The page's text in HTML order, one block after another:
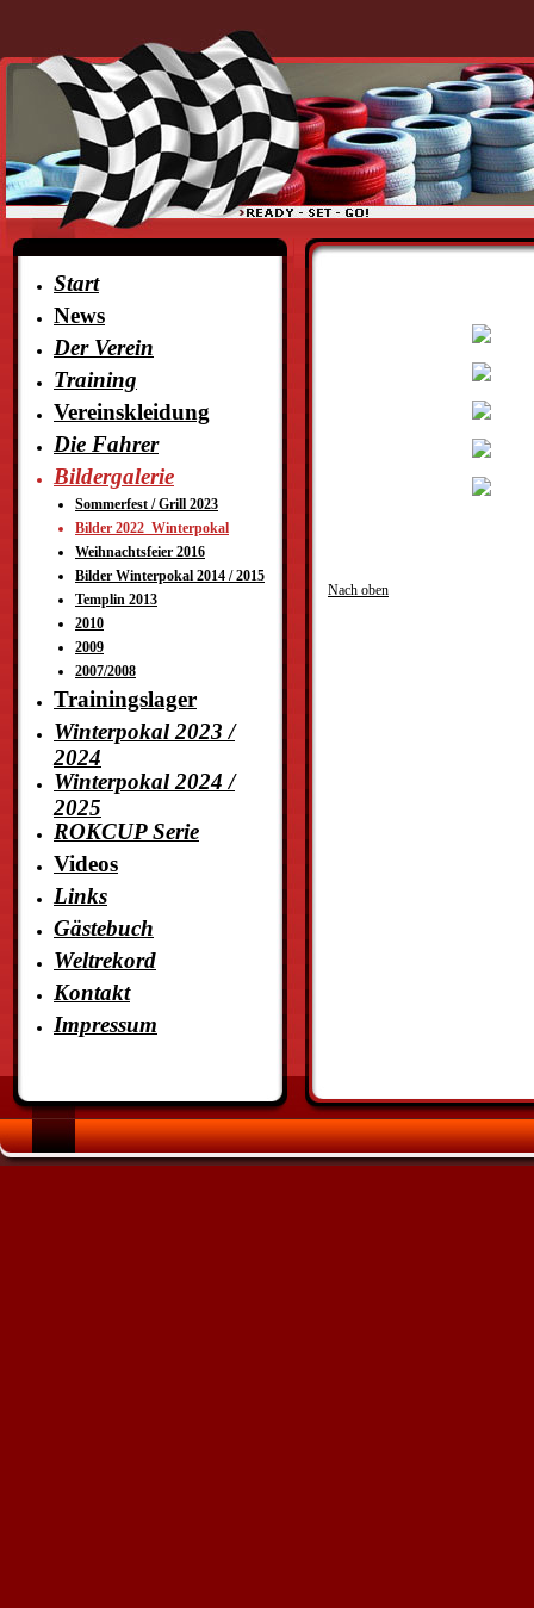
Start
News
Der Verein
Training
Vereinskleidung
Die Fahrer
Bildergalerie
Sommerfest / Grill 2023
Bilder 2022_Winterpokal
Weihnachtsfeier 2016
Bilder Winterpokal 2014 / 2015
Templin 2013
2010
2009
2007/2008
Trainingslager
Winterpokal 2023 /
2024
Winterpokal 2024 /
2025
ROKCUP Serie
Videos
Links
Gästebuch
Weltrekord
Kontakt
Impressum
Nach oben